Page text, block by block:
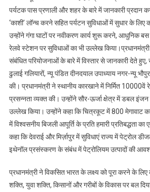
पर्यटक पास प्रणाली और शहर के बारे में जानकारी प्रदान
‘काशी’ लॉन्च करने सहित पर्यटन सुविधाओं में सुधार के लिए
उन्होंने गंगा घाटों पर नवीकरण कार्य शुरू करने, आधुनिक
रेलवे स्टेशन पर सुविधाओं का भी उल्लेख
संबंधित परियोजनाओं के बारे में विस्तार से जानकारी देते हुए,
ढुलाई गलियारों, न्यू पंडित दीनदयाल उपाध्याय नगर-न्यू
की। प्रधानमंत्री ने स्थानीय कारखाने में निर्मित
प्रसन्नता व्यक्त की। उन्होंने सौर-ऊर्जा क्षेत्र में डबल इंजन
उल्लेख किया। उन्होंने कहा कि चित्रकूट में 800 मेगावाट का
में विश्वसनीय बिजली आपूर्ति के प्रति हमारी प्रतिबद्धता
कहा कि देवराई और मिर्ज़ापुर में सुविधाएं राज्य में पेट्रोल
इथेनॉल प्रसंस्करण के संबंध में पेट्रोलियम उत्पादों की
प्रधानमंत्री ने विकसित भारत के लक्ष्य को पूरा करने के लिए
शक्ति, युवा शक्ति, किसानों और गरीबों के विकास पर बल